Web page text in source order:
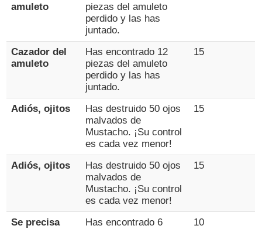
amuleto
piezas del amuleto
perdido y las has
juntado.
Cazador del
amuleto
Has encontrado 12
piezas del amuleto
perdido y las has
juntado.
15
Adiós, ojitos
Has destruido 50 ojos
malvados de
Mustacho. ¡Su control
es cada vez menor!
15
Adiós, ojitos
Has destruido 50 ojos
malvados de
Mustacho. ¡Su control
es cada vez menor!
15
Se precisa
Has encontrado 6
10